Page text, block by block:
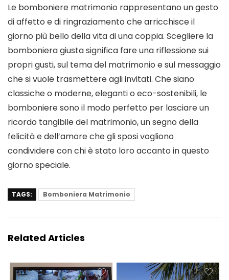
Le bomboniere matrimonio rappresentano un gesto
di affetto e di ringraziamento che arricchisce il
giorno più bello della vita di una coppia. Scegliere la
bomboniera giusta significa fare una riflessione sui
propri gusti, sul tema del matrimonio e sul messaggio
che si vuole trasmettere agli invitati. Che siano
classiche o moderne, eleganti o eco-sostenibili, le
bomboniere sono il modo perfetto per lasciare un
ricordo tangibile del matrimonio, un segno della
felicità e dell’amore che gli sposi vogliono
condividere con chi è stato loro accanto in questo
giorno speciale.
TAGS: Bomboniera Matrimonio
Related Articles